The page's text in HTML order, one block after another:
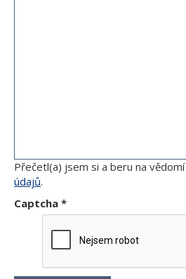
Přečetl(a) jsem si a beru na vědomí
údajů.
Captcha *